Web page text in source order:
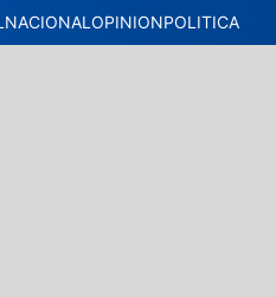
NACIONAL OPINIONPOLITICA